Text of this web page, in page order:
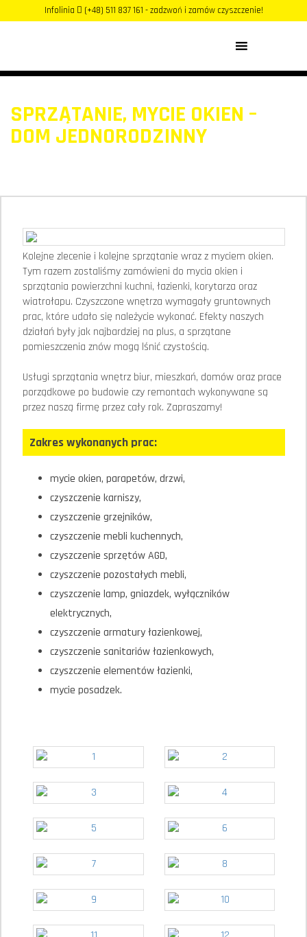
Infolinia (+48) 511 837 161 - zadzwoń i zamów czyszczenie!
SPRZĄTANIE, MYCIE OKIEN –
DOM JEDNORODZINNY
Kolejne zlecenie i kolejne sprzątanie wraz z myciem okien.
Tym razem zostaliśmy zamówieni do mycia okien i
sprzątania powierzchni kuchni, łazienki, korytarza oraz
wiatrołapu. Czyszczone wnętrza wymagały gruntownych
prac, które udało się należycie wykonać. Efekty naszych
działań były jak najbardziej na plus, a sprzątane
pomieszczenia znów mogą lśnić czystością.
Usługi sprzątania wnętrz biur, mieszkań, domów oraz prace
porządkowe po budowie czy remontach wykonywane są
przez naszą firmę przez cały rok. Zapraszamy!
Zakres wykonanych prac:
mycie okien, parapetów, drzwi,
czyszczenie karniszy,
czyszczenie grzejników,
czyszczenie mebli kuchennych,
czyszczenie sprzętów AGD,
czyszczenie pozostałych mebli,
czyszczenie lamp, gniazdek, wyłączników
elektrycznych,
czyszczenie armatury łazienkowej,
czyszczenie sanitariów łazienkowych,
czyszczenie elementów łazienki,
mycie posadzek.